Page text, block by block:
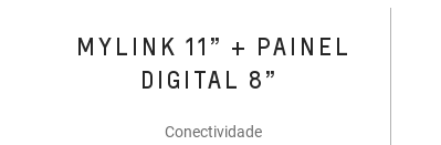
MYLINK 11” + PAINEL
DIGITAL 8”
Conectividade